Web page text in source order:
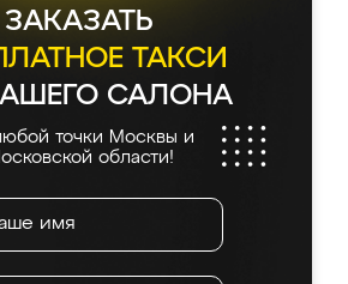
ЗАКАЗАТЬ
ТАКСИ
САЛОНА
точки Москвы и
области!